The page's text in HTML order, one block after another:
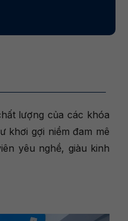
lượng của các khóa
khơi gợi niềm đam mê
yêu nghề, giàu kinh